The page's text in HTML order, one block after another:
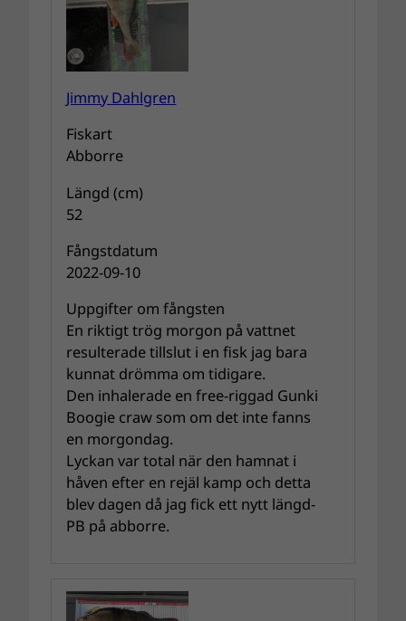
Jimmy Dahlgren
Fiskart
Abborre
Längd (cm)
52
Fångstdatum
2022-09-10
Uppgifter om fångsten
En riktigt trög morgon på vattnet
resulterade tillslut i en fisk jag bara
kunnat drömma om tidigare.
Den inhalerade en free-riggad Gunki
Boogie craw som om det inte fanns
en morgondag.
Lyckan var total när den hamnat i
håven efter en rejäl kamp och detta
blev dagen då jag fick ett nytt längd-
PB på abborre.